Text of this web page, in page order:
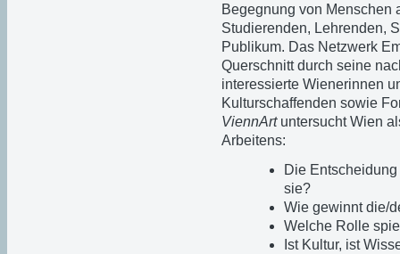
Begegnung von Menschen
Studierenden, Lehrenden,
Publikum. Das Netzwerk
Querschnitt durch seine
interessierte Wienerinnen
Kulturschaffenden sowie
ViennArtuntersucht Wien
Arbeitens:
Die
sie?
Wie gewinnt die/
Welche Rolle
Ist Kultur, ist